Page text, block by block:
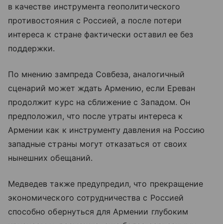
в качестве инструмента геополитического
противостояния с Россией, а после потери
интереса к стране фактически оставил ее без
поддержки.
По мнению зампреда Совбеза, аналогичный
сценарий может ждать Армению, если Ереван
продолжит курс на сближение с Западом. Он
предположил, что после утраты интереса к
Армении как к инструменту давления на Россию
западные страны могут отказаться от своих
нынешних обещаний.
Медведев также предупредил, что прекращение
экономического сотрудничества с Россией
способно обернуться для Армении глубоким